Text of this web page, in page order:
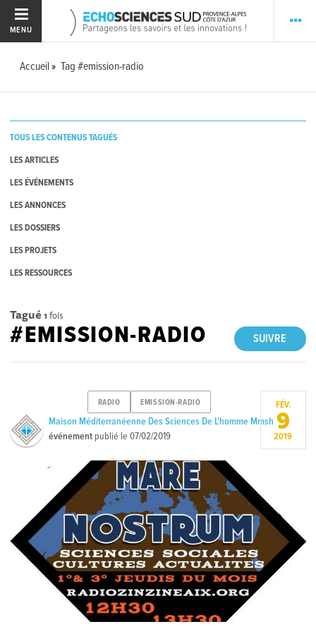
MENU
Accueil Tag #emission-radio
TOUS LES CONTENUS TAGUÉS
LES ARTICLES
LES ÉVÉNEMENTS
LES ANNONCES
LES DOSSIERS
LES PROJETS
LES RESSOURCES
Tagué 1 fois
SUIVRE
#EMISSION-RADIO
RADIO EMISSION-RADIO
Maison Méditerranéenne Des Sciences De L'homme Mmsh
événement publié le07/02/2019
FÉV.
9
2019